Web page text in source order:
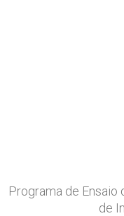
Programa de Ensaio
de